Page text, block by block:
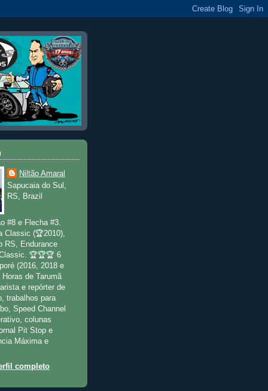
Niltão Amaral
Sapucaia do Sul,
RS, Brazil
#8 e Flecha #3.
Classic (🏆2010),
RS, Endurance
🏆🏆🏆 6
(2016, 2018 e
de Tarumã
e repórter de
trabalhos para
Speed Channel
colunas
Pit Stop e
Máxima e
completo